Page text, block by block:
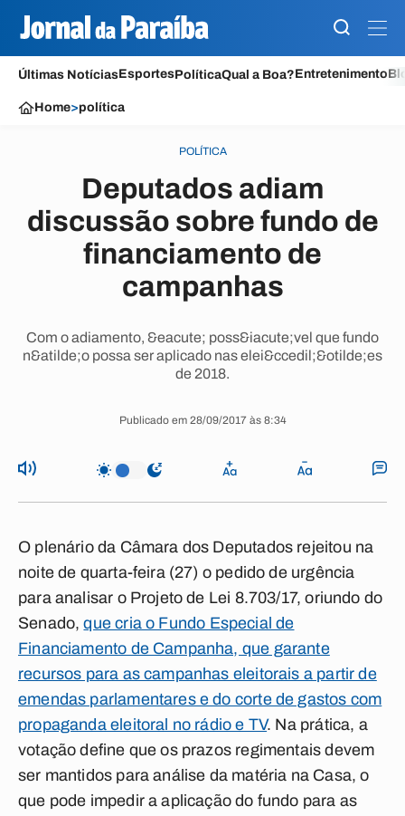
Últimas NotíciasEsportesPolíticaQual a Boa?Entretenimento
Home>política
POLÍTICA
Deputados adiam
discussão sobre fundo de
financiamento de
campanhas
Com o adiamento, &eacute; poss&iacute;vel que fundo
n&atilde;o possa ser aplicado nas elei&ccedil;&otilde;es
de 2018.
Publicado em 28/09/2017 às 8:34
O plenário da Câmara dos Deputados rejeitou na
noite de quarta-feira (27) o pedido de urgência
para analisar o Projeto de Lei 8.703/17, oriundo do
Senado,que cria o Fundo Especial de
Financiamento de Campanha, que garante
recursos para as campanhas eleitorais a partir de
emendas parlamentares e do corte de gastos com
propaganda eleitoral no rádio e TV. Na prática, a
votação define que os prazos regimentais devem
ser mantidos para análise da matéria na Casa, o
que pode impedir a aplicação do fundo para as